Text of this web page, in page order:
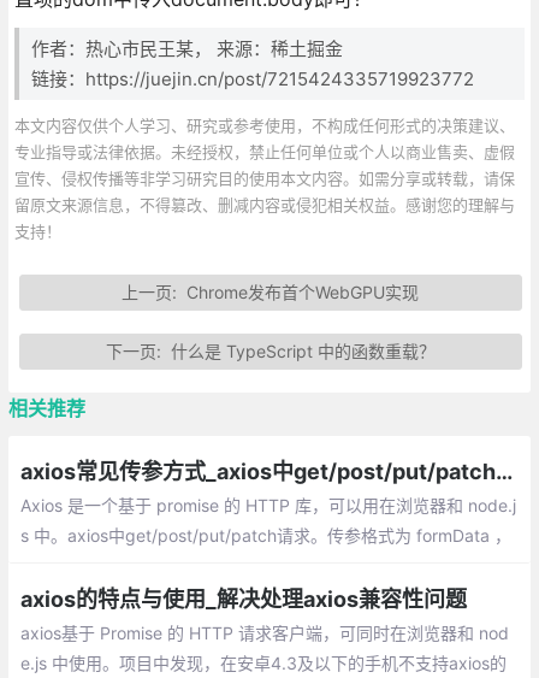
作者：热心市民王某， 来源：稀土掘金
链接：https://juejin.cn/post/7215424335719923772
本文内容仅供个人学习、研究或参考使用，不构成任何形式的决策建议、
专业指导或法律依据。未经授权，禁止任何单位或个人以商业售卖、虚假
宣传、侵权传播等非学习研究目的使用本文内容。如需分享或转载，请保
留原文来源信息，不得篡改、删减内容或侵犯相关权益。感谢您的理解与
支持！
上一页: Chrome发布首个WebGPU实现
下一页: 什么是 TypeScript 中的函数重载？
相关推荐
axios常见传参方式_axios中get/post/put/patch请求
Axios 是一个基于 promise 的 HTTP 库，可以用在浏览器和 node.j
s 中。axios中get/post/put/patch请求。传参格式为 formData ，
axios的特点与使用_解决处理axios兼容性问题
axios基于 Promise 的 HTTP 请求客户端，可同时在浏览器和 nod
e.js 中使用。项目中发现，在安卓4.3及以下的手机不支持axios的